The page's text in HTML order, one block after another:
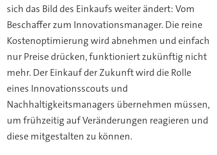
sich das Bild des Einkaufs weiter ändert: Vom
Beschaffer zum Innovationsmanager. Die reine
Kostenoptimierung wird abnehmen und einfach
nur Preise drücken, funktioniert zukünftig nicht
mehr. Der Einkauf der Zukunft wird die Rolle
eines Innovationsscouts und
Nachhaltigkeitsmanagers übernehmen müssen,
um frühzeitig auf Veränderungen reagieren und
diese mitgestalten zu können.